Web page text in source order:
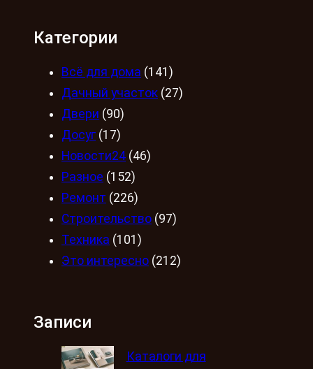
Категории
Всё для дома (141)
Дачный участок (27)
Двери (90)
Досуг (17)
Новости24 (46)
Разное (152)
Ремонт (226)
Строительство (97)
Техника (101)
Это интересно (212)
Записи
Каталоги для